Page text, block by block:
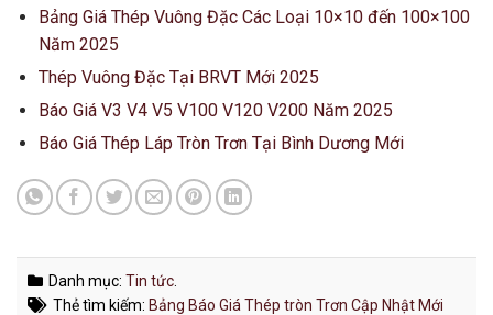
Bảng Giá Thép Vuông Đặc Các Loại 10×10 đến 100×100
Năm 2025
Thép Vuông Đặc Tại BRVT Mới 2025
Báo Giá V3 V4 V5 V100 V120 V200 Năm 2025
Báo Giá Thép Láp Tròn Trơn Tại Bình Dương Mới
Danh mục: Tin tức
Thẻ tìm kiếm: Bảng Báo Giá Thép tròn Trơn Cập Nhật Mới